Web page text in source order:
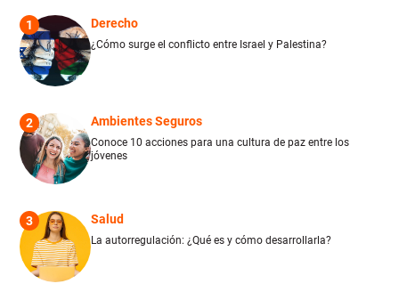
1 Derecho
¿Cómo surge el conflicto entre Israel y Palestina?
2 Ambientes Seguros
Conoce 10 acciones para una cultura de paz entre los
jóvenes
3 Salud
La autorregulación: ¿Qué es y cómo desarrollarla?